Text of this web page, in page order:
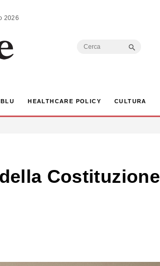
7 Agosto 2026
Search
HEALTHCARE POLICY CULTURA
Costituzione